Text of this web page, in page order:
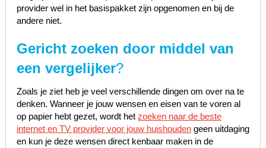
provider wel in het basispakket zijn opgenomen en bij de
andere niet.
Gericht zoeken door middel van
een vergelijker?
Zoals je ziet heb je veel verschillende dingen om over na te
denken. Wanneer je jouw wensen en eisen van te voren al
op papier hebt gezet, wordt het zoeken naar de beste
internet en TV provider voor jouw huishoudengeen uitdaging
en kun je deze wensen direct kenbaar maken in de